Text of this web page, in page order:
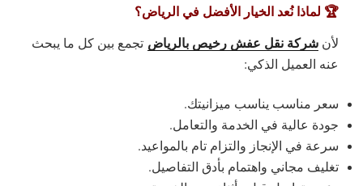
🏆 لماذا نُعد الخيار الأفضل في الرياض؟
لأن شركة نقل عفش رخيص بالرياض تجمع بين كل ما يبحث
عنه العميل الذكي:
سعر مناسب يناسب ميزانيتك.
جودة عالية في الخدمة والتعامل.
سرعة في الإنجاز والتزام تام بالمواعيد.
تغليف مجاني واهتمام بأدق التفاصيل.